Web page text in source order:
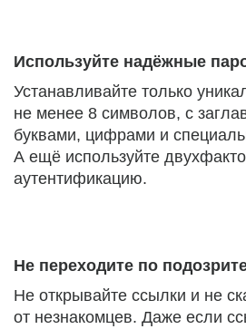
Используйте надёжные
Устанавливайте только
не менее 8 символов, с
буквами, цифрами и
А ещё используйте
аутентификацию.
Не переходите по
Не открывайте ссылки и не
от незнакомцев. Даже если